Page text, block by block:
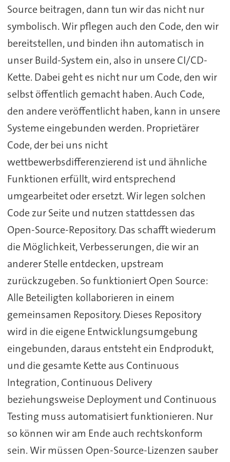
Source beitragen, dann tun wir das nicht nur
symbolisch. Wir pflegen auch den Code, den wir
bereitstellen, und binden ihn automatisch in
unser Build-System ein, also in unsere CI/CD-
Kette. Dabei geht es nicht nur um Code, den wir
selbst öffentlich gemacht haben. Auch Code,
den andere veröffentlicht haben, kann in unsere
Systeme eingebunden werden. Proprietärer
Code, der bei uns nicht
wettbewerbsdifferenzierend ist und ähnliche
Funktionen erfüllt, wird entsprechend
umgearbeitet oder ersetzt. Wir legen solchen
Code zur Seite und nutzen stattdessen das
Open-Source-Repository. Das schafft wiederum
die Möglichkeit, Verbesserungen, die wir an
anderer Stelle entdecken, upstream
zurückzugeben. So funktioniert Open Source:
Alle Beteiligten kollaborieren in einem
gemeinsamen Repository. Dieses Repository
wird in die eigene Entwicklungsumgebung
eingebunden, daraus entsteht ein Endprodukt,
und die gesamte Kette aus Continuous
Integration, Continuous Delivery
beziehungsweise Deployment und Continuous
Testing muss automatisiert funktionieren. Nur
so können wir am Ende auch rechtskonform
sein. Wir müssen Open-Source-Lizenzen sauber